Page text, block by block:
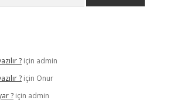
? için admin
? için Onur
? için admin